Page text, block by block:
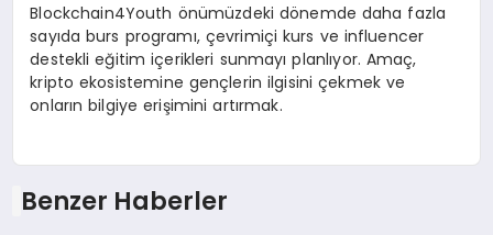
Blockchain4Youth önümüzdeki dönemde daha fazla
sayıda burs programı, çevrimiçi kurs ve influencer
destekli eğitim içerikleri sunmayı planlıyor. Amaç,
kripto ekosistemine gençlerin ilgisini çekmek ve
onların bilgiye erişimini artırmak.
Benzer Haberler